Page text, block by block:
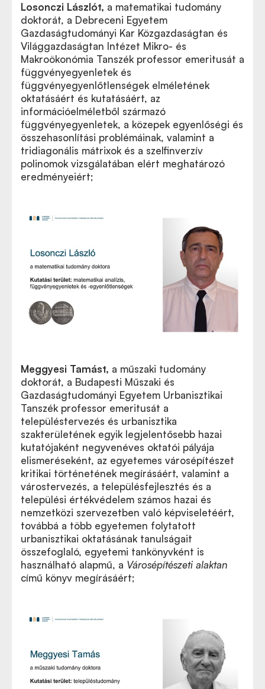
Losonczi Lászlót, a matematikai tudomány
doktorát, a Debreceni Egyetem
Gazdaságtudományi Kar Közgazdaságtan és
Világgazdaságtan Intézet Mikro- és
Makroökonómia Tanszék professor emeritusát a
függvényegyenletek és
függvényegyenlőtlenségek elméletének
oktatásáért és kutatásáért, az
információelméletből származó
függvényegyenletek, a közepek egyenlőségi és
összehasonlítási problémáinak, valamint a
tridiagonális mátrixok és a szelfinverzív
polinomok vizsgálatában elért meghatározó
eredményeiért;
Meggyesi Tamást, a műszaki tudomány
doktorát, a Budapesti Műszaki és
Gazdaságtudományi Egyetem Urbanisztikai
Tanszék professor emeritusát a
településtervezés és urbanisztika
szakterületének egyik legjelentősebb hazai
kutatójaként negyvenéves oktatói pályája
elismeréseként, az egyetemes városépítészet
kritikai történetének megírásáért, valamint a
várostervezés, a településfejlesztés és a
települési értékvédelem számos hazai és
nemzetközi szervezetben való képviseletéért,
továbbá a több egyetemen folytatott
urbanisztikai oktatásának tanulságait
összefoglaló, egyetemi tankönyvként is
használható alapmű, a Városépítészeti alaktan
című könyv megírásáért;